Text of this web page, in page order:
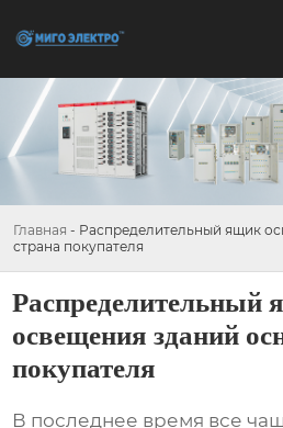
Главная - Распределительный ящик
страна покупателя
Распределительный
освещения зданий
покупателя
В последнее время все